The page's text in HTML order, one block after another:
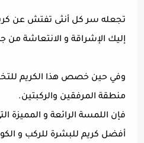
تجعله سر كل أنثى تفتش عن
إليك الإشراقة و الانتعاشة من
وفي حين خصص هذا الكريم
منطقة المرفقين والركبتين.
فإن اللمسة الرائعة و المميزة
أفضل كريم للبشرة للركب و